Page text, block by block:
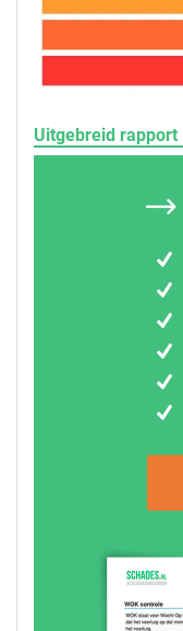
Uitgebreid rapport